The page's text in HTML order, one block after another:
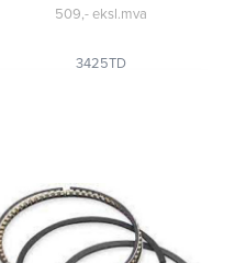
3425TD
509,-eksl.mva